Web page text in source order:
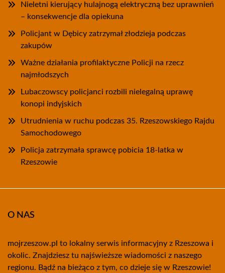
Nieletni kierujący hulajnogą elektryczną bez uprawnień
– konsekwencje dla opiekuna
Policjant w Dębicy zatrzymał złodzieja podczas
zakupów
Ważne działania profilaktyczne Policji na rzecz
najmłodszych
Lubaczowscy policjanci rozbili nielegalną uprawę
konopi indyjskich
Utrudnienia w ruchu podczas 35. Rzeszowskiego Rajdu
Samochodowego
Policja zatrzymała sprawcę pobicia 18-latka w
Rzeszowie
O NAS
mojrzeszow.pl to lokalny serwis informacyjny z Rzeszowa i
okolic. Znajdziesz tu najświeższe wiadomości z naszego
regionu. Bądź na bieżąco z tym, co dzieje się w Rzeszowie!